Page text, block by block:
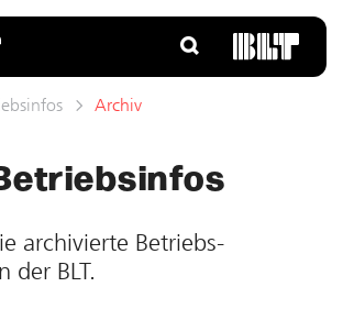
Archiv
ar­chivierte Betriebs­
der BLT.